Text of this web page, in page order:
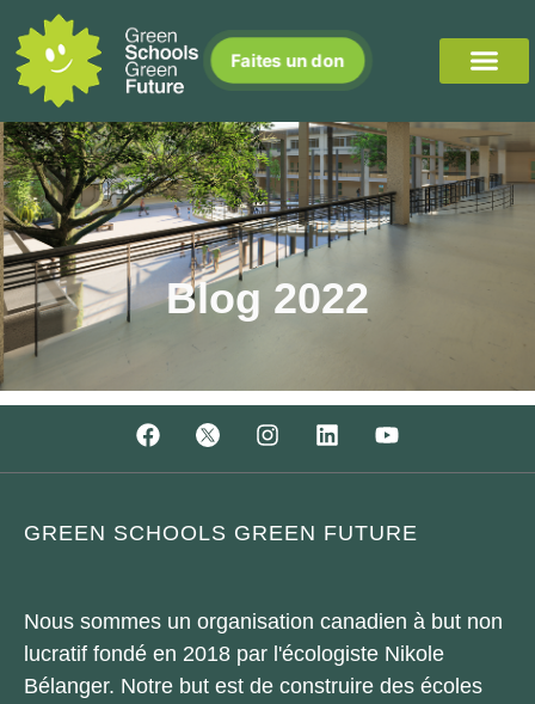
Faites un don
Blog 2022
GREEN SCHOOLS GREEN FUTURE
Nous sommes un organisation canadien à but non
lucratif fondé en 2018 par l'écologiste Nikole
Bélanger. Notre but est de construire des écoles